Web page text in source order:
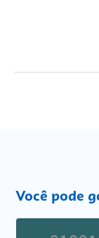
Você pode